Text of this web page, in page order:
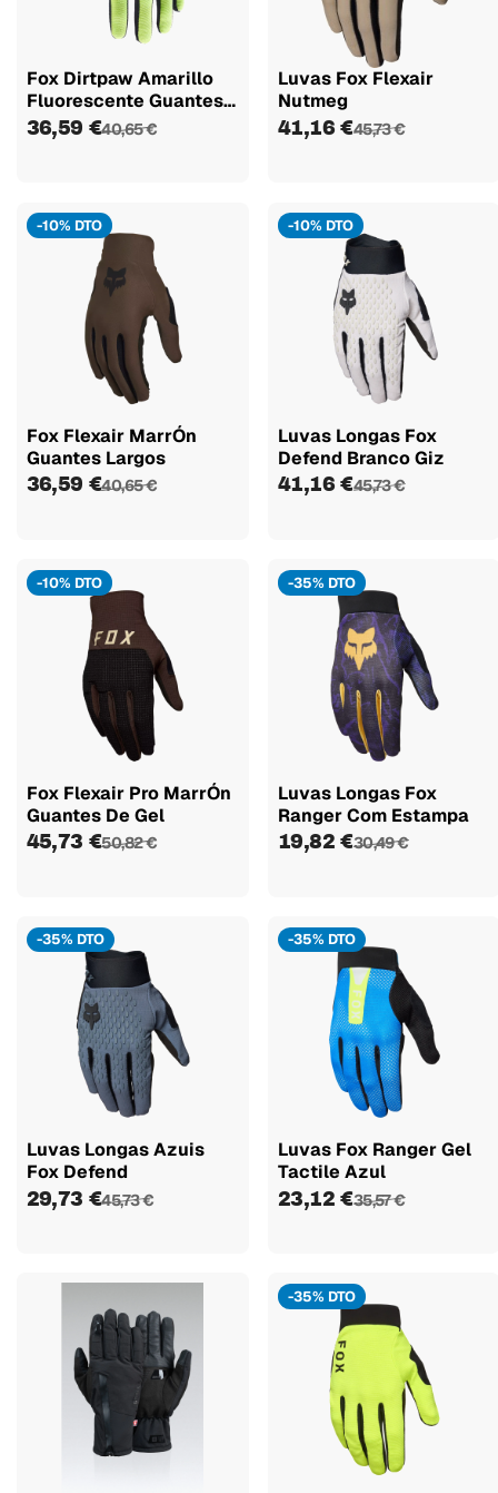
Fox Dirtpaw Amarillo
Fluorescente Guantes
Largos
36,59 €40,65 €
Luvas Fox Flexair
Nutmeg
41,16 €45,73 €
-10% DTO
Fox Flexair MarrÓn
Guantes Largos
36,59 €40,65 €
-10% DTO
Luvas Longas Fox
Defend Branco Giz
41,16 €45,73 €
-10% DTO
Fox Flexair Pro MarrÓn
Guantes De Gel
45,73 €50,82 €
-35% DTO
Luvas Longas Fox
Ranger Com Estampa
19,82 €30,49 €
-35% DTO
Luvas Longas Azuis
Fox Defend
29,73 €45,73 €
-35% DTO
Luvas Fox Ranger Gel
Tactile Azul
23,12 €35,57 €
-35% DTO